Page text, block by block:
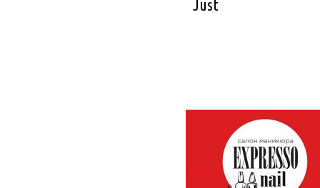
Just